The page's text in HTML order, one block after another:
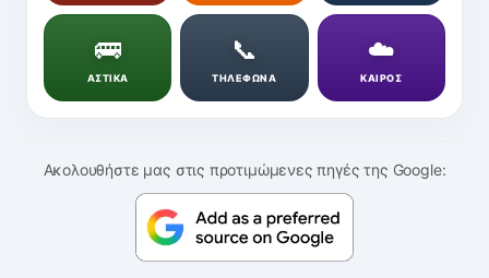
🚌
ΑΣΤΙΚΑ
📞
ΤΗΛΕΦΩΝΑ
☁️
ΚΑΙΡΟΣ
Ακολουθήστε μας στις προτιμώμενες πηγές της Google: